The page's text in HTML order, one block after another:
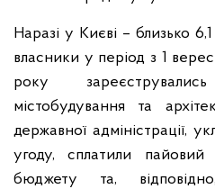
Наразі у Києві – близько
власники у період з 1
року
містобудування та
державної адміністрації,
угоду, сплатили
бюджету та,